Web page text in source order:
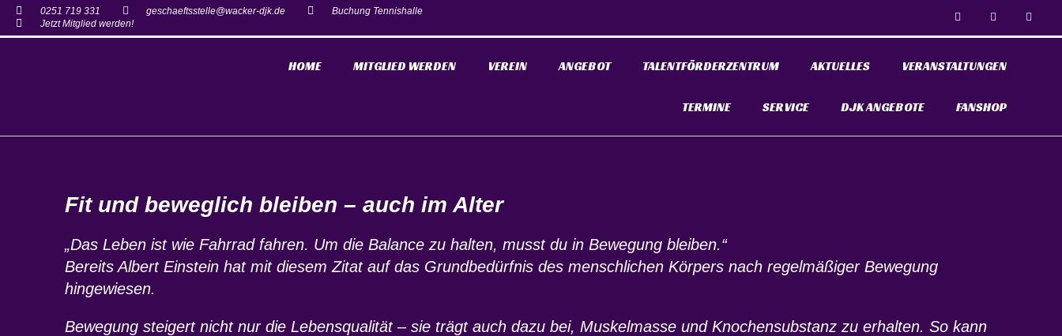
0251 719 331 geschaeftsstelle@wacker-djk.de
Buchung Tennishalle
Jetzt Mitglied werden!
HOME MITGLIED WERDEN VEREIN ANGEBOT TALENTFÖRDERZENTRUM AKTUELLES VERANSTALTUNGEN
TERMINE SERVICE DJK ANGEBOTE FANSHOP
Fit und beweglich bleiben – auch im Alter
„Das Leben ist wie Fahrrad fahren. Um die Balance zu halten, musst du in Bewegung bleiben.“
Bereits Albert Einstein hat mit diesem Zitat auf das Grundbedürfnis des menschlichen Körpers nach regelmäßiger Bewegung
hingewiesen.
Bewegung steigert nicht nur die Lebensqualität – sie trägt auch dazu bei, Muskelmasse und Knochensubstanz zu erhalten. So kann